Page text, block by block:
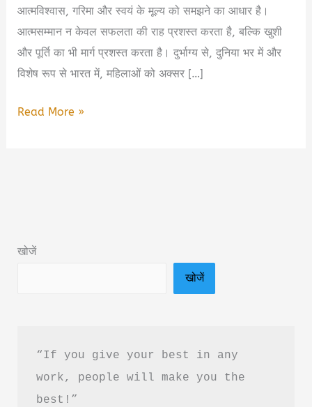
आत्मविश्वास, गरिमा और स्वयं के मूल्य को समझने का आधार है।
आत्मसम्मान न केवल सफलता की राह प्रशस्त करता है, बल्कि खुशी
और पूर्ति का भी मार्ग प्रशस्त करता है। दुर्भाग्य से, दुनिया भर में और
विशेष रूप से भारत में, महिलाओं को अक्सर […]
नारी
Self
Read More »
खोजें
खोजें
“If you give your best in any
work, people will make you the
best!”